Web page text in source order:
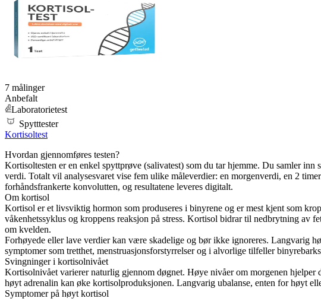
7 målinger
Anbefalt
Laboratorietest
Spytttester
Kortisoltest
Hvordan gjennomføres testen?
Kortisoltesten er en enkel spyttprøve (salivatest) som du tar hjemme. Du samler
verdi. Totalt vil analysesvaret vise fem ulike måleverdier: en morgenverdi, en 2
forhåndsfrankerte konvolutten, og resultatene leveres digitalt.
Om kortisol
Kortisol er et livsviktig hormon som produseres i binyrene og er mest kjent som
våkenhetssyklus og kroppens reaksjon på stress. Kortisol bidrar til nedbrytning av
om kvelden.
Forhøyede eller lave verdier kan være skadelige og bør ikke ignoreres. Langvarig
symptomer som tretthet, menstruasjonsforstyrrelser og i alvorlige tilfeller
Svingninger i kortisolnivået
Kortisolnivået varierer naturlig gjennom døgnet. Høye nivåer om morgenen
høyt adrenalin kan øke kortisolproduksjonen. Langvarig ubalanse, enten for høyt
Symptomer på høyt kortisol